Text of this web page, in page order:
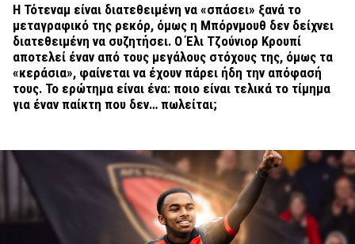
Η Τότεναμ είναι διατεθειμένη να «σπάσει» ξανά το
μεταγραφικό της ρεκόρ, όμως η Μπόρνμουθ δεν δείχνει
διατεθειμένη να συζητήσει. Ο Έλι Τζούνιορ Κρουπί
αποτελεί έναν από τους μεγάλους στόχους της, όμως τα
«κεράσια», φαίνεται να έχουν πάρει ήδη την απόφασή
τους. Το ερώτημα είναι ένα: ποιο είναι τελικά το τίμημα
για έναν παίκτη που δεν… πωλείται;